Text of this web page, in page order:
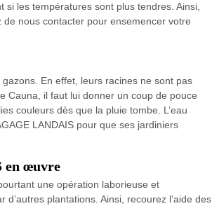
les températures sont plus tendres. Ainsi,
nous contacter pour ensemencer votre
En effet, leurs racines ne sont pas
Cauna, il faut lui donner un coup de pouce
couleurs dès que la pluie tombe. L’eau
LANDAIS pour que ses jardiniers
en œuvre
une opération laborieuse et
plantations. Ainsi, recourez l’aide des